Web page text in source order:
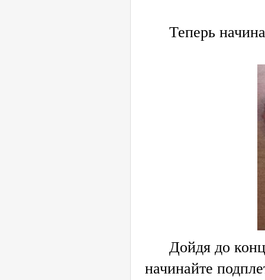
Теперь
Дойдя до
начинайте